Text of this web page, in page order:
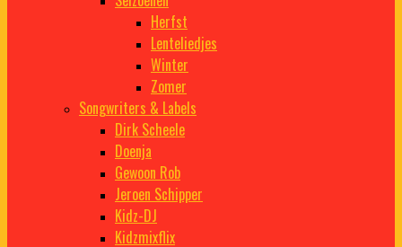
Herfst
Lenteliedjes
Winter
Zomer
Songwriters & Labels
Dirk Scheele
Doenja
Gewoon Rob
Jeroen Schipper
Kidz-DJ
Kidzmixflix